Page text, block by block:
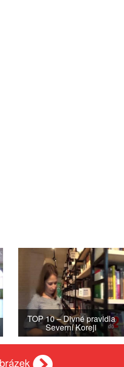
TOP 10 – Divné pravidla
Severní Koreji